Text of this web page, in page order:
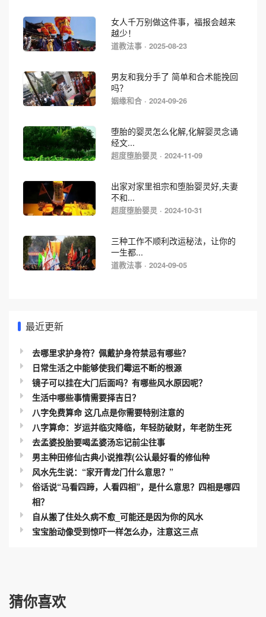
女人千万别做这件事，福报会越来
越少！
道教法事 · 2025-08-23
男友和我分手了 简单和合术能挽回
吗？
姻缘和合 · 2024-09-26
堕胎的婴灵怎么化解,化解婴灵念诵
经文...
超度堕胎婴灵 · 2024-11-09
出家对家里祖宗和堕胎婴灵好,夫妻
不和...
超度堕胎婴灵 · 2024-10-31
三种工作不顺利改运秘法，让你的
一生都...
道教法事 · 2024-09-05
最近更新
去哪里求护身符？佩戴护身符禁忌有哪些？
日常生活之中能够使我们霉运不断的根源
镜子可以挂在大门后面吗？有哪些风水原因呢？
生活中哪些事情需要择吉日？
八字免费算命 这几点是你需要特别注意的
八字算命：岁运并临灾降临，年轻防破财，年老防生死
去孟婆投胎要喝孟婆汤忘记前尘往事
男主种田修仙古典小说推荐(公认最好看的修仙种
风水先生说：“家开青龙门什么意思？”
俗话说“马看四蹄，人看四相”，是什么意思？四相是哪四
相？
自从搬了住处久病不愈_可能还是因为你的风水
宝宝胎动像受到惊吓一样怎么办，注意这三点
猜你喜欢